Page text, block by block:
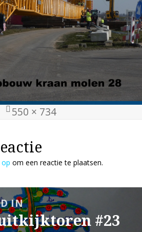
Volledige
550 × 734
om een reactie te plaatsen.
IN
#23